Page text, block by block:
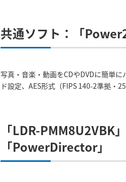
共通ソフト：「
写真・音楽・動画をCDやDVDに簡単
ド設定、AES形式（FIPS 140-2準拠・
「LDR-
「PowerDirector」